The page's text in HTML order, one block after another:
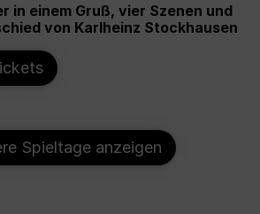
in einem Gruß, vier Szenen und
von Karlheinz Stockhausen
Spieltage anzeigen